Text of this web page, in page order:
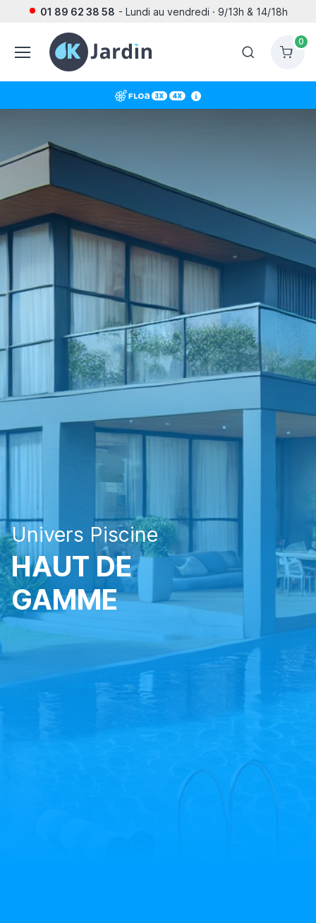
01 89 62 38 58 - Lundi au vendredi · 9/13h & 14/18h
0
Univers Piscine
HAUT DE
GAMME